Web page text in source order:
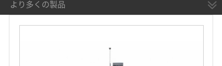
より多くの製品